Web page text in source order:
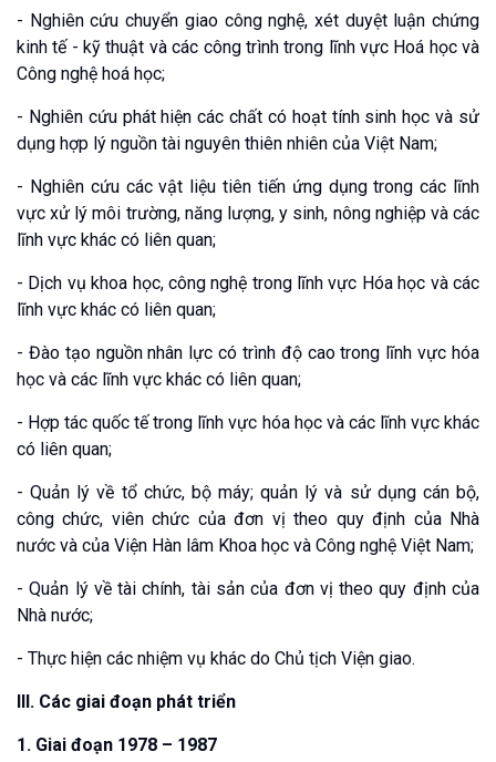
- Nghiên cứu chuyển giao công nghệ, xét duyệt luận chứng
kinh tế - kỹ thuật và các công trình trong lĩnh vực Hoá học và
Công nghệ hoá học;
- Nghiên cứu phát hiện các chất có hoạt tính sinh học và sử
dụng hợp lý nguồn tài nguyên thiên nhiên của Việt Nam;
- Nghiên cứu các vật liệu tiên tiến ứng dụng trong các lĩnh
vực xử lý môi trường, năng lượng, y sinh, nông nghiệp và các
lĩnh vực khác có liên quan;
- Dịch vụ khoa học, công nghệ trong lĩnh vực Hóa học và các
lĩnh vực khác có liên quan;
- Đào tạo nguồn nhân lực có trình độ cao trong lĩnh vực hóa
học và các lĩnh vực khác có liên quan;
- Hợp tác quốc tế trong lĩnh vực hóa học và các lĩnh vực khác
có liên quan;
- Quản lý về tổ chức, bộ máy; quản lý và sử dụng cán bộ,
công chức, viên chức của đơn vị theo quy định của Nhà
nước và của Viện Hàn lâm Khoa học và Công nghệ Việt Nam;
- Quản lý về tài chính, tài sản của đơn vị theo quy định của
Nhà nước;
- Thực hiện các nhiệm vụ khác do Chủ tịch Viện giao.
III. Các giai đoạn phát triển
1. Giai đoạn 1978 – 1987